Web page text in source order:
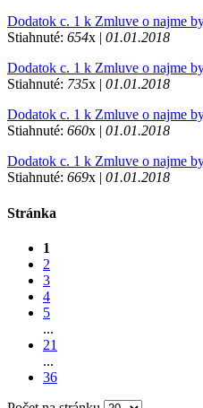
Dodatok c. 1 k Zmluve o najme
Stiahnuté: 654x | 01.01.2018
Dodatok c. 1 k Zmluve o najme
Stiahnuté: 735x | 01.01.2018
Dodatok c. 1 k Zmluve o najme
Stiahnuté: 660x | 01.01.2018
Dodatok c. 1 k Zmluve o najme
Stiahnuté: 669x | 01.01.2018
Stránka
1
2
3
4
5
...
21
...
36